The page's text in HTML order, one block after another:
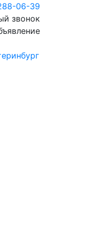
06-39
звонок